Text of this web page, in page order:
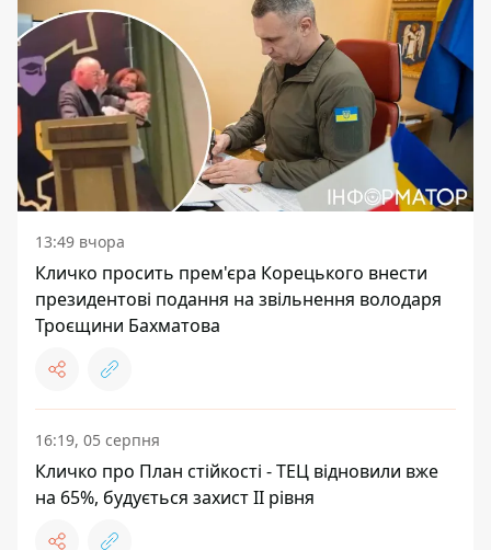
13:49 вчора
Кличко просить прем'єра Корецького внести
президентові подання на звільнення володаря
Троєщини Бахматова
16:19, 05 серпня
Кличко про План стійкості - ТЕЦ відновили вже
на 65%, будується захист ІІ рівня